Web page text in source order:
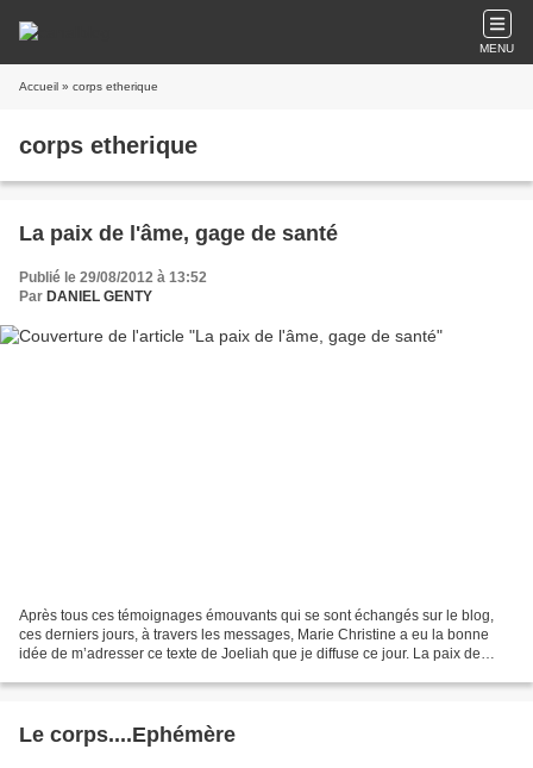
MENU
Accueil » corps etherique
corps etherique
La paix de l'âme, gage de santé
Publié le 29/08/2012 à 13:52
Par DANIEL GENTY
Après tous ces témoignages émouvants qui se sont échangés sur le blog,
ces derniers jours, à travers les messages, Marie Christine a eu la bonne
idée de m’adresser ce texte de Joeliah que je diffuse ce jour. La paix de
Le corps....Ephémère